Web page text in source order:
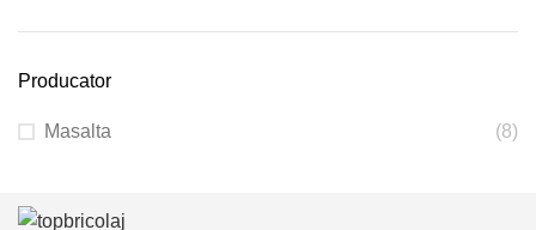
Producator
Masalta (8)